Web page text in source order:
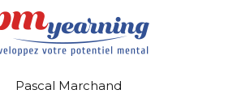
Pascal Marchand